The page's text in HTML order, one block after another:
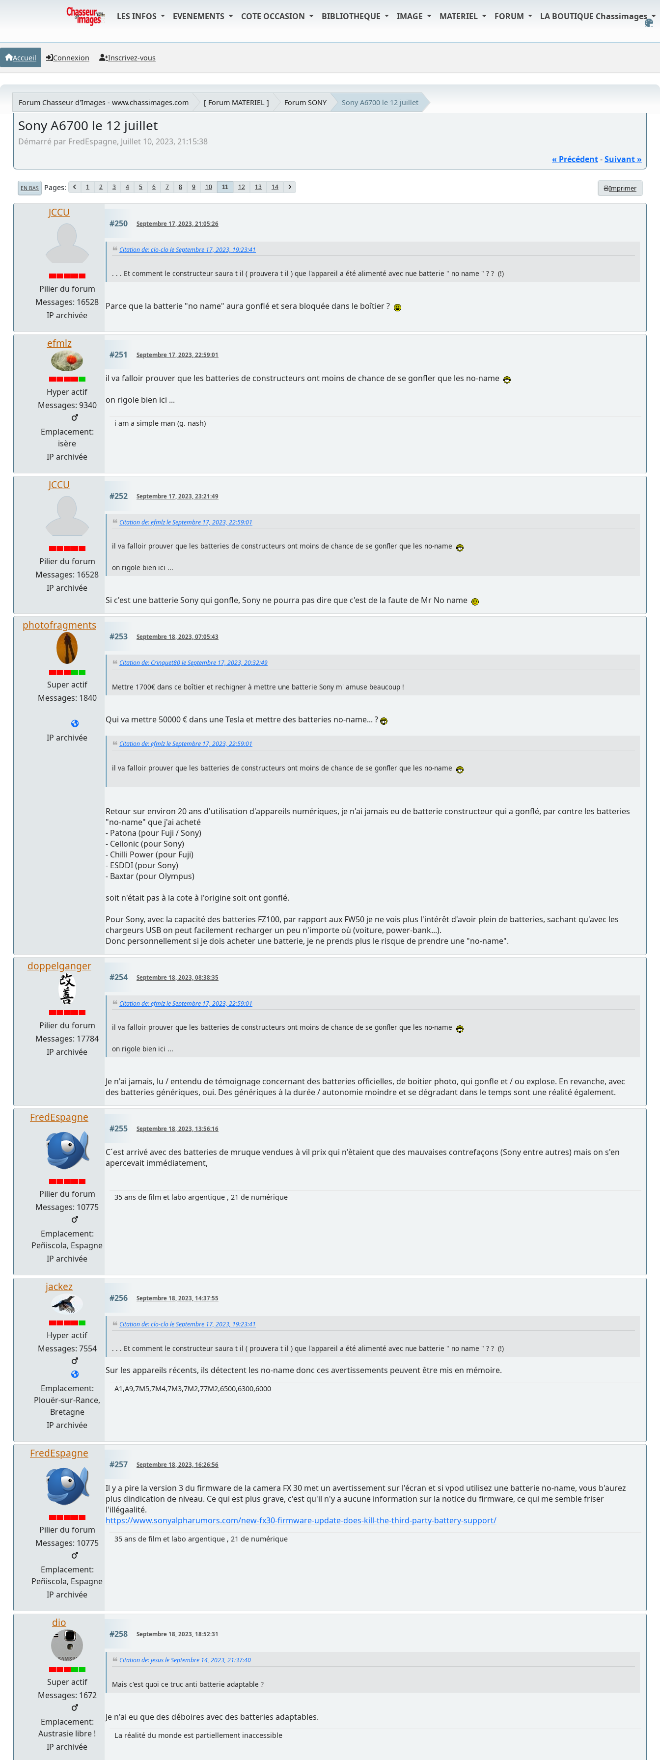
LES INFOS EVENEMENTS COTE OCCASION BIBLIOTHEQUE IMAGE MATERIEL FORUM LA BOUTIQUE Chassimages
Accueil Connexion Inscrivez-vous
Forum Chasseur d'Images - www.chassimages.com [ Forum MATERIEL ] Forum SONY Sony A6700 le 12 juillet
Sony A6700 le 12 juillet
Démarré par FredEspagne, Juillet 10, 2023, 21:15:38
« Précédent-Suivant »
Imprimer
EN BAS Pages 1 2 3 4 5 6 7 8 9 10 11 12 13 14
JCCU
Pilier du forum
Messages: 16528
IP archivée
#250 Septembre 17, 2023, 21:05:26
Citation de: clo-clo le Septembre 17, 2023, 19:23:41
. . . Et comment le constructeur saura t il ( prouvera t il ) que l'appareil a été alimenté avec nue batterie " no name " ? ? (!)
Parce que la batterie "no name" aura gonflé et sera bloquée dans le boîtier ?
efmlz
Hyper actif
Messages: 9340
Emplacement:
isère
IP archivée
#251 Septembre 17, 2023, 22:59:01
il va falloir prouver que les batteries de constructeurs ont moins de chance de se gonfler que les no-name
on rigole bien ici ...
i am a simple man (g. nash)
JCCU
Pilier du forum
Messages: 16528
IP archivée
#252 Septembre 17, 2023, 23:21:49
Citation de: efmlz le Septembre 17, 2023, 22:59:01
il va falloir prouver que les batteries de constructeurs ont moins de chance de se gonfler que les no-name
on rigole bien ici ...
Si c'est une batterie Sony qui gonfle, Sony ne pourra pas dire que c'est de la faute de Mr No name
photofragments
Super actif
Messages: 1840
IP archivée
#253 Septembre 18, 2023, 07:05:43
Citation de: Crinquet80 le Septembre 17, 2023, 20:32:49
Mettre 1700€ dans ce boîtier et rechigner à mettre une batterie Sony m' amuse beaucoup !
Qui va mettre 50000 € dans une Tesla et mettre des batteries no-name... ?
Citation de: efmlz le Septembre 17, 2023, 22:59:01
il va falloir prouver que les batteries de constructeurs ont moins de chance de se gonfler que les no-name
Retour sur environ 20 ans d'utilisation d'appareils numériques, je n'ai jamais eu de batterie constructeur qui a gonflé, par contre les batteries
"no-name" que j'ai acheté
- Patona (pour Fuji / Sony)
- Cellonic (pour Sony)
- Chilli Power (pour Fuji)
- ESDDI (pour Sony)
- Baxtar (pour Olympus)
soit n'était pas à la cote à l'origine soit ont gonflé.
Pour Sony, avec la capacité des batteries FZ100, par rapport aux FW50 je ne vois plus l'intérêt d'avoir plein de batteries, sachant qu'avec les
chargeurs USB on peut facilement recharger un peu n'importe où (voiture, power-bank...).
Donc personnellement si je dois acheter une batterie, je ne prends plus le risque de prendre une "no-name".
doppelganger
Pilier du forum
Messages: 17784
IP archivée
#254 Septembre 18, 2023, 08:38:35
Citation de: efmlz le Septembre 17, 2023, 22:59:01
il va falloir prouver que les batteries de constructeurs ont moins de chance de se gonfler que les no-name
on rigole bien ici ...
Je n'ai jamais, lu / entendu de témoignage concernant des batteries officielles, de boitier photo, qui gonfle et / ou explose. En revanche, avec
des batteries génériques, oui. Des génériques à la durée / autonomie moindre et se dégradant dans le temps sont une réalité également.
FredEspagne
Pilier du forum
Messages: 10775
Emplacement:
Peñiscola, Espagne
IP archivée
#255 Septembre 18, 2023, 13:56:16
C´est arrivé avec des batteries de mruque vendues à vil prix qui n'ètaient que des mauvaises contrefaçons (Sony entre autres) mais on s'en
apercevait immédiatement,
35 ans de film et labo argentique , 21 de numérique
jackez
Hyper actif
Messages: 7554
Emplacement:
Plouër-sur-Rance,
Bretagne
IP archivée
#256 Septembre 18, 2023, 14:37:55
Citation de: clo-clo le Septembre 17, 2023, 19:23:41
. . . Et comment le constructeur saura t il ( prouvera t il ) que l'appareil a été alimenté avec nue batterie " no name " ? ? (!)
Sur les appareils récents, ils détectent les no-name donc ces avertissements peuvent être mis en mémoire.
A1,A9,7M5,7M4,7M3,7M2,77M2,6500,6300,6000
FredEspagne
Pilier du forum
Messages: 10775
Emplacement:
Peñiscola, Espagne
IP archivée
#257 Septembre 18, 2023, 16:26:56
Il y a pire la version 3 du firmware de la camera FX 30 met un avertissement sur l'écran et si vpod utilisez une batterie no-name, vous b'aurez
plus dindication de niveau. Ce qui est plus grave, c'est qu'il n'y a aucune information sur la notice du firmware, ce qui me semble friser
l'illégaalité.
https://www.sonyalpharumors.com/new-fx30-firmware-update-does-kill-the-third-party-battery-support/
35 ans de film et labo argentique , 21 de numérique
dio
Super actif
Messages: 1672
Emplacement:
Austrasie libre !
IP archivée
#258 Septembre 18, 2023, 18:52:31
Citation de: jesus le Septembre 14, 2023, 21:37:40
Mais c'est quoi ce truc anti batterie adaptable ?
Je n'ai eu que des déboires avec des batteries adaptables.
La réalité du monde est partiellement inaccessible